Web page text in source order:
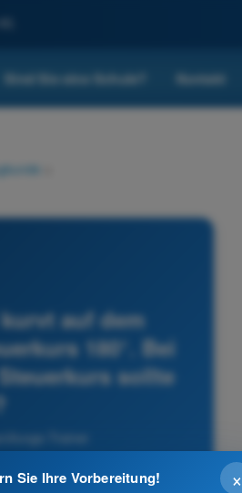
Sind Sie eine Schule? Kontakt
auf dem
180°. Bei
sollte
Trainer
×
Sie Ihre Vorbereitung!